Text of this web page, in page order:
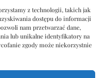
z technologii, takich jak
dostępu do informacji
nam przetwarzać dane,
lub unikalne identyfikatory na
zgody może niekorzystnie